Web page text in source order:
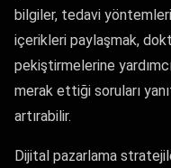
bilgiler, tedavi
içerikleri paylaşmak,
pekiştirmelerine
merak ettiği soruları
artırabilir.
Dijital pazarlama